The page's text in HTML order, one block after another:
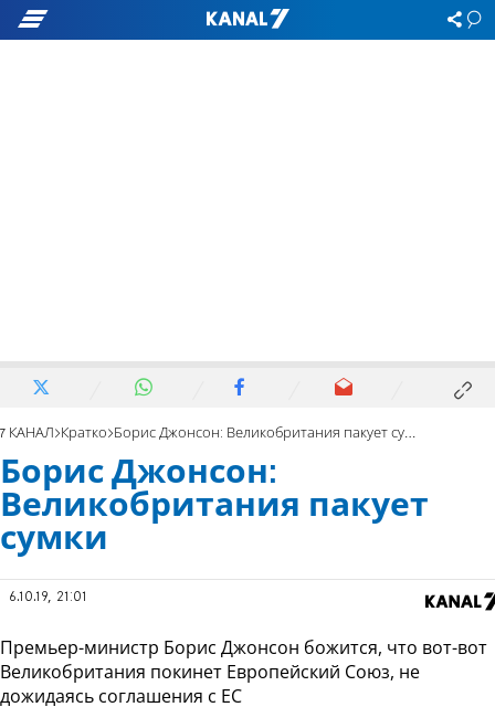
7 КАНАЛ Кратко Борис Джонсон: Великобритания пакует сумки
Борис Джонсон:
Великобритания пакует
сумки
6.10.19, 21:01
Премьер-министр Борис Джонсон божится, что вот-вот
Великобритания покинет Европейский Союз, не
дожидаясь соглашения с ЕС